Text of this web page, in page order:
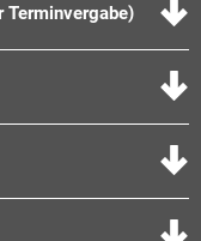
Terminvergabe)